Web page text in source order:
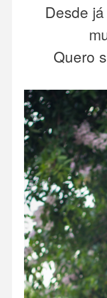
Desde
Quero